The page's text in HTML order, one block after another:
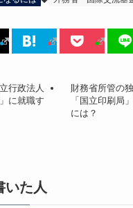
行政法人
に就職す
財務省所管の
「国立印刷局
には？
いた人